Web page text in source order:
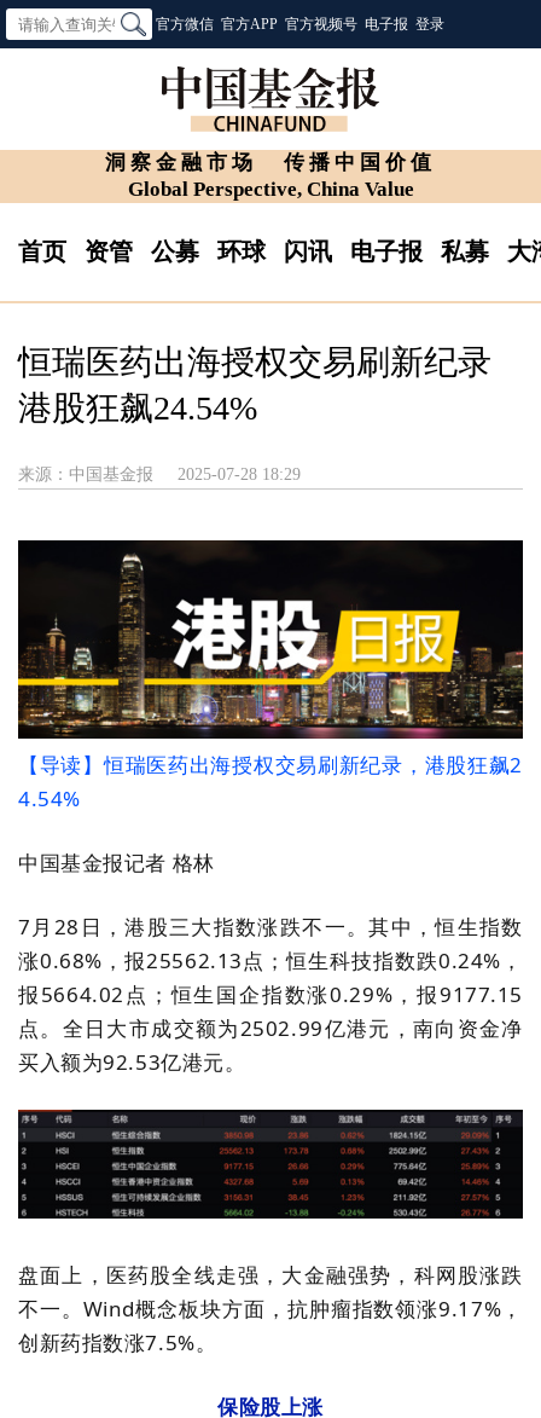
官方微信 官方APP 官方视频号 电子报 登录
洞察金融市场
传播中国价值
Global Perspective, China Value
首页 资管 公募 环球 闪讯 电子报 私募 大
恒瑞医药出海授权交易刷新纪录
港股狂飙24.54%
来源：中国基金报 2025-07-28 18:29
【导读】恒瑞医药出海授权交易刷新纪录，港股狂飙2
4.54%
中国基金报记者 格林
7月28日，港股三大指数涨跌不一。其中，恒生指数
涨0.68%，报25562.13点 ；恒生科技指数跌0.24%，
报5664.02点 ； 恒生国企指数涨0.29%，报9177.15
点。全日 大市成交额为2502.99亿港元，南向资金净
买入额为92.53亿港元。
盘面上， 医药股全线走强，大金融强势 ，科网股涨跌
不一。 Wind概念板块方面， 抗肿瘤指数领涨9.17%，
创新药指数涨7.5%。
保险股上涨